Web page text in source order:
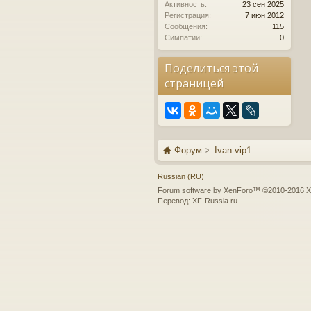
Активность:
23 сен 2025
Регистрация:
7 июн 2012
Сообщения:
115
Симпатии:
0
Поделиться этой
страницей
Форум Ivan-vip1
Russian (RU)
Forum software by XenForo™ ©2010-2016
Перевод: XF-Russia.ru